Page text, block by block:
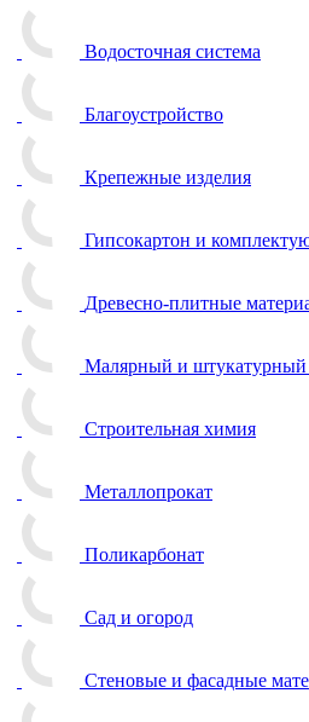
Водосточная система
Благоустройство
Крепежные изделия
Гипсокартон и
Древесно-плитные
Малярный и штукатурный
Строительная химия
Металлопрокат
Поликарбонат
Сад и огород
Стеновые и фасадные